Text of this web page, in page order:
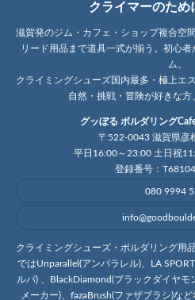
クライマーのため
滋賀発のジム・カフェ・ショップ複合空
リード用品まで道具一式が揃う。初心
ム。
クライミングシューズ国内最多・極上エ
自然・挑戦・冒険が好きな
グッぼる ボルダリング
〒522-0043 滋賀県彦
平日16:00～23:00 土日祝
登録番号：
080 9994
クライミングシューズ・ボルダリング用
ではUnparallel(アンパラレル)、LA
ルパ) 、BlackDiamond(ブラックダイヤモ
メーカー)、fazaBrush(ファザブラシ)な